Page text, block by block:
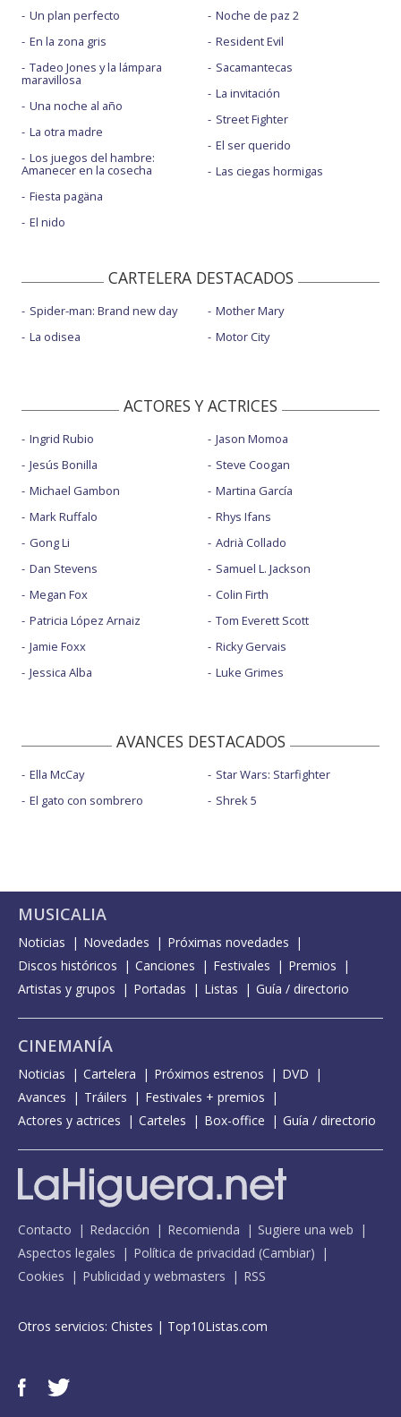
Un plan perfecto
En la zona gris
Tadeo Jones y la lámpara
maravillosa
Una noche al año
La otra madre
Los juegos del hambre:
Amanecer en la cosecha
Fiesta pagäna
El nido
Noche de paz 2
Resident Evil
Sacamantecas
La invitación
Street Fighter
El ser querido
Las ciegas hormigas
CARTELERA DESTACADOS
Spider-man: Brand new day
La odisea
Mother Mary
Motor City
ACTORES Y ACTRICES
Ingrid Rubio
Jesús Bonilla
Michael Gambon
Mark Ruffalo
Gong Li
Dan Stevens
Megan Fox
Patricia López Arnaiz
Jamie Foxx
Jessica Alba
Jason Momoa
Steve Coogan
Martina García
Rhys Ifans
Adrià Collado
Samuel L. Jackson
Colin Firth
Tom Everett Scott
Ricky Gervais
Luke Grimes
AVANCES DESTACADOS
Ella McCay
El gato con sombrero
Star Wars: Starfighter
Shrek 5
MUSICALIA
Noticias Novedades
Próximas novedades
Discos históricos
Canciones Festivales
Premios
Artistas y grupos
Portadas Listas Guía / directorio
CINEMANÍA
Noticias Cartelera Próximos estrenos
DVD
Avances
Tráilers
Festivales + premios
Actores y actrices
Carteles Box-office Guía / directorio
Contacto Redacción Recomienda
Sugiere una web
Aspectos legales
Política de privacidad (Cambiar)
Cookies
Publicidad y webmasters RSS
Otros servicios: Chistes | Top10Listas.com